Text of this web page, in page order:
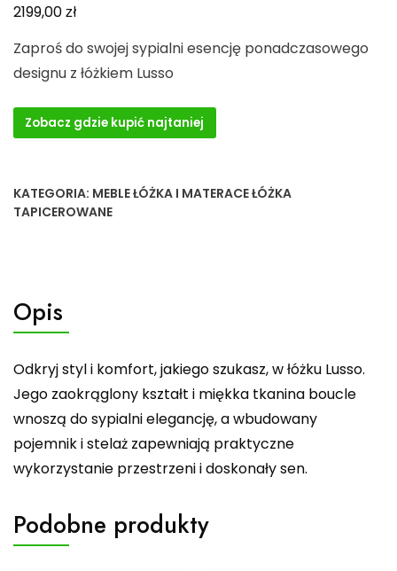
2199,00zł
Zaproś do swojej sypialni esencję ponadczasowego
designu z łóżkiem Lusso
Zobacz gdzie kupić najtaniej
KATEGORIA: MEBLE ŁÓŻKA I MATERACE ŁÓŻKA
TAPICEROWANE
Opis
Odkryj styl i komfort, jakiego szukasz, w łóżku Lusso.
Jego zaokrąglony kształt i miękka tkanina boucle
wnoszą do sypialni elegancję, a wbudowany
pojemnik i stelaż zapewniają praktyczne
wykorzystanie przestrzeni i doskonały sen.
Podobne produkty